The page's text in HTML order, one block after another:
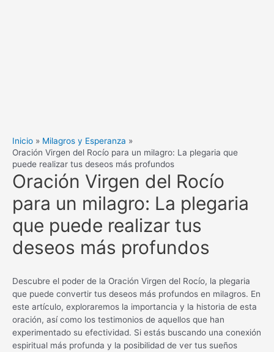
Inicio
Milagros y Esperanza
Oración Virgen del Rocío para un milagro: La plegaria que
puede realizar tus deseos más profundos
Oración Virgen del Rocío
para un milagro: La plegaria
que puede realizar tus
deseos más profundos
Descubre el poder de la Oración Virgen del Rocío, la plegaria
que puede convertir tus deseos más profundos en milagros. En
este artículo, exploraremos la importancia y la historia de esta
oración, así como los testimonios de aquellos que han
experimentado su efectividad. Si estás buscando una conexión
espiritual más profunda y la posibilidad de ver tus sueños